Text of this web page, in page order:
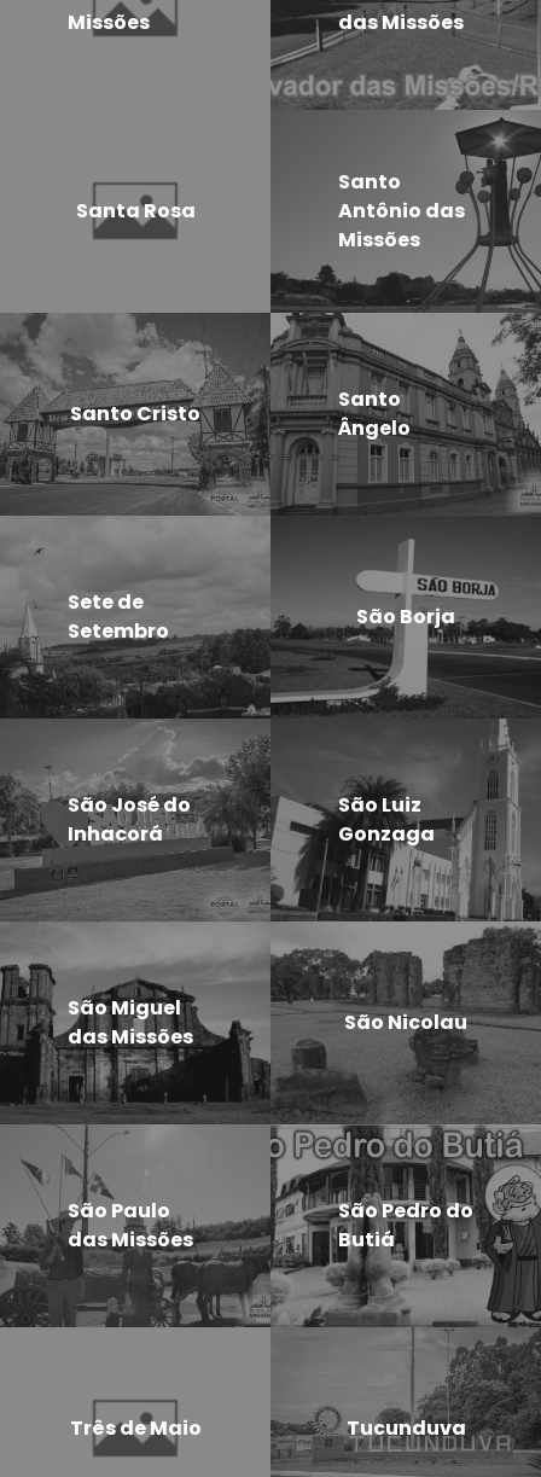
Missões
das Missões
Santa Rosa
Santo
Antônio das
Missões
Santo Cristo
Santo
Ângelo
Sete de
Setembro
São Borja
São José do
Inhacorá
São Luiz
Gonzaga
São Miguel
das Missões
São Nicolau
São Paulo
das Missões
São Pedro do
Butiá
Três de Maio Tucunduva